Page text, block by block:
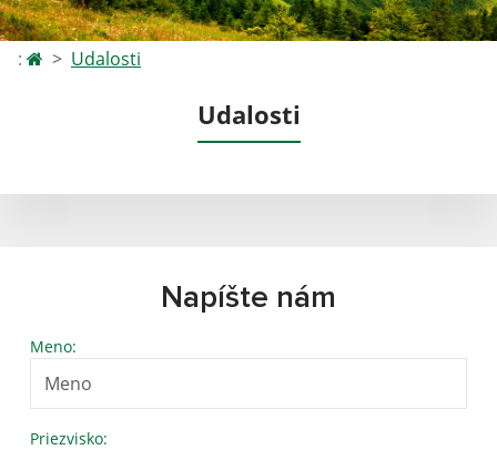
: Udalosti
Udalosti
Napíšte nám
Meno:
Priezvisko: